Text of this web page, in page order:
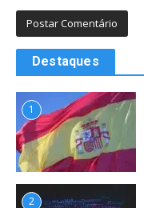
Destaques
1
2